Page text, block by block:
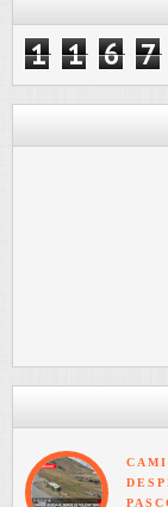
1 1 6 7